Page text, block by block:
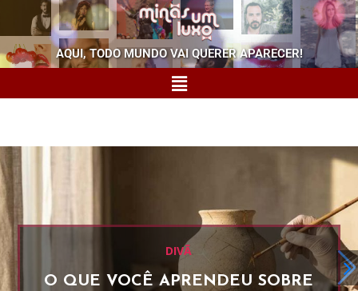
AQUI, TODO MUNDO VAI QUERER APARECER!
DIVÃ
O QUE VOCÊ APRENDEU SOBRE